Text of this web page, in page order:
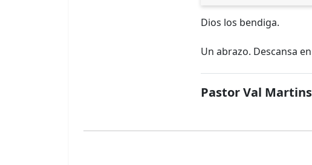
Dios los bendiga.
Un abrazo. Descansa
Pastor Val Martins